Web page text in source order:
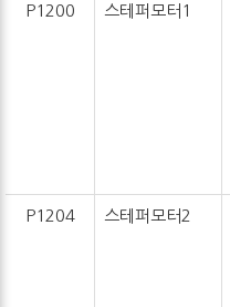
P1200 스테퍼모터1
P1204 스테퍼모터2